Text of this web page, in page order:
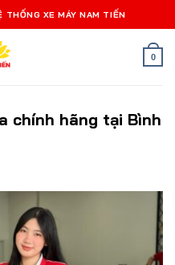
XE MÁY NAM TIẾN
0
chính hãng tại Bình